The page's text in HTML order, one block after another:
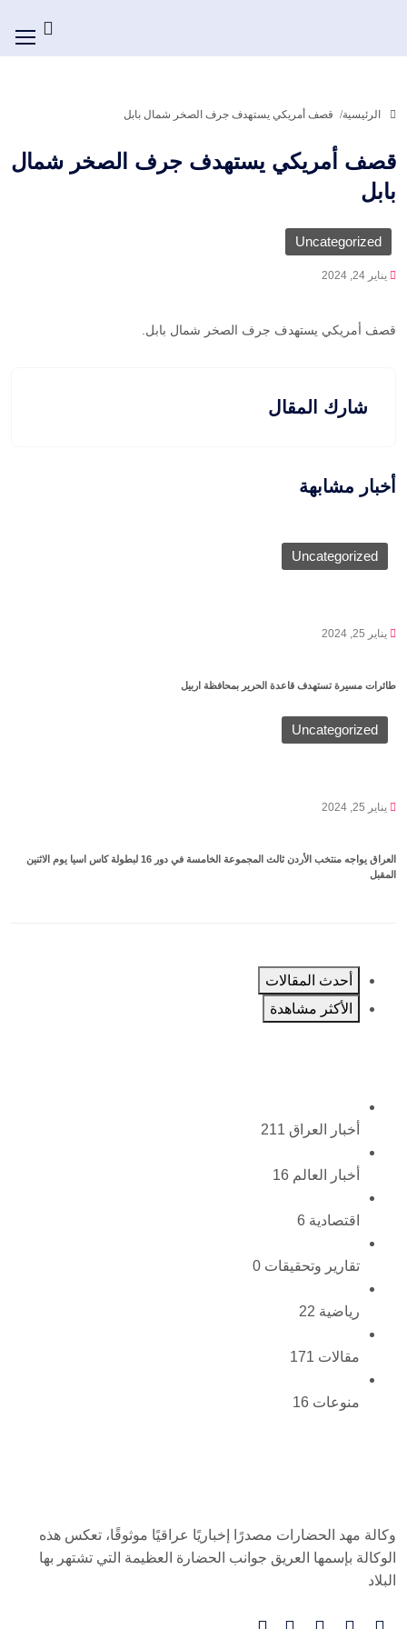
الرئيسية قصف أمريكي يستهدف جرف الصخر شمال بابل
قصف أمريكي يستهدف جرف الصخر شمال
بابل
Uncategorized
يناير 24, 2024
قصف أمريكي يستهدف جرف الصخر شمال بابل.
شارك المقال
أخبار مشابهة
Uncategorized
يناير 25, 2024
طائرات مسيرة تستهدف قاعدة الحرير بمحافظة اربيل
Uncategorized
يناير 25, 2024
العراق يواجه منتخب الأردن ثالث المجموعة الخامسة في دور 16 لبطولة كاس اسيا يوم الاثنين
المقبل
أحدث المقالات
الأكثر مشاهدة
أخبار العراق 211
أخبار العالم 16
اقتصادية 6
تقارير وتحقيقات 0
رياضية 22
مقالات 171
منوعات 16
وكالة مهد الحضارات مصدرًا إخباريًا عراقيًا موثوقًا، تعكس هذه
الوكالة بإسمها العريق جوانب الحضارة العظيمة التي تشتهر بها
البلاد